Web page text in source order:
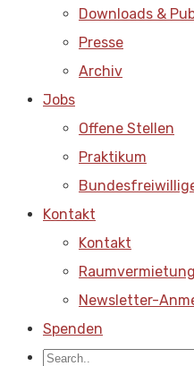
Downloads &
Presse
Archiv
Jobs
Offene Stellen
Praktikum
Kontakt
Kontakt
Raumvermietung
Newsletter-
Spenden